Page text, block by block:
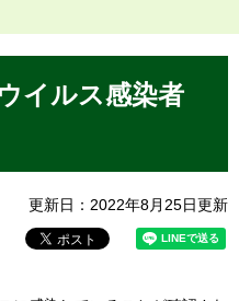
イルス感染者
更新日：2022年8月25日更新